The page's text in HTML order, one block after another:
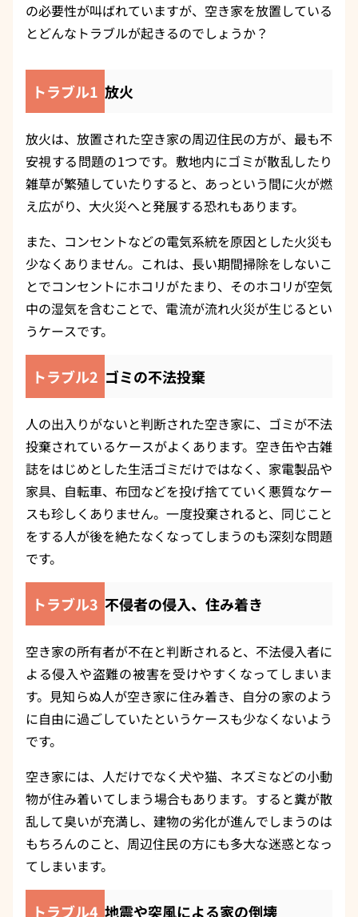
の必要性が叫ばれていますが、空き家を放置している
とどんなトラブルが起きるのでしょうか？
トラブル1 放火
放火は、放置された空き家の周辺住民の方が、最も不
安視する問題の1つです。敷地内にゴミが散乱したり
雑草が繁殖していたりすると、あっという間に火が燃
え広がり、大火災へと発展する恐れもあります。
また、コンセントなどの電気系統を原因とした火災も
少なくありません。これは、長い期間掃除をしないこ
とでコンセントにホコリがたまり、そのホコリが空気
中の湿気を含むことで、電流が流れ火災が生じるとい
うケースです。
トラブル2 ゴミの不法投棄
人の出入りがないと判断された空き家に、ゴミが不法
投棄されているケースがよくあります。空き缶や古雑
誌をはじめとした生活ゴミだけではなく、家電製品や
家具、自転車、布団などを投げ捨てていく悪質なケー
スも珍しくありません。一度投棄されると、同じこと
をする人が後を絶たなくなってしまうのも深刻な問題
です。
トラブル3 不侵者の侵入、住み着き
空き家の所有者が不在と判断されると、不法侵入者に
よる侵入や盗難の被害を受けやすくなってしまいま
す。見知らぬ人が空き家に住み着き、自分の家のよう
に自由に過ごしていたというケースも少なくないよう
です。
空き家には、人だけでなく犬や猫、ネズミなどの小動
物が住み着いてしまう場合もあります。すると糞が散
乱して臭いが充満し、建物の劣化が進んでしまうのは
もちろんのこと、周辺住民の方にも多大な迷惑となっ
てしまいます。
トラブル4 地震や突風による家の倒壊